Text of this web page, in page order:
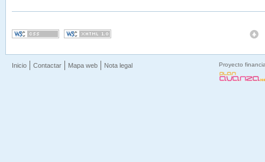
Inicio Contactar Mapa web Nota legal Proyecto